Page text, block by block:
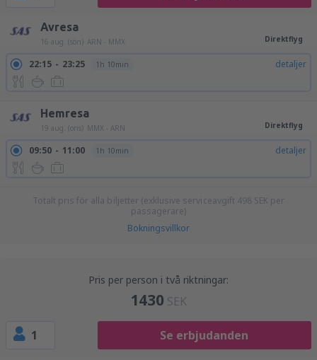
Avresa
16 aug. (sön) ARN - MMX Direktflyg
22:15 23:25 1h 10min detaljer
Hemresa
19 aug. (ons) MMX - ARN Direktflyg
09:50 11:00 1h 10min detaljer
Totalt pris för alla biljetter (exklusive serviceavgift 498 SEK per
passagerare)
Bokningsvillkor
Pris per person i två riktningar:
1430 SEK
1 Se erbjudanden